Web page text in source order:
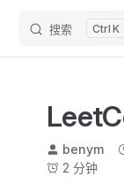
搜索 K
benym
2 分钟